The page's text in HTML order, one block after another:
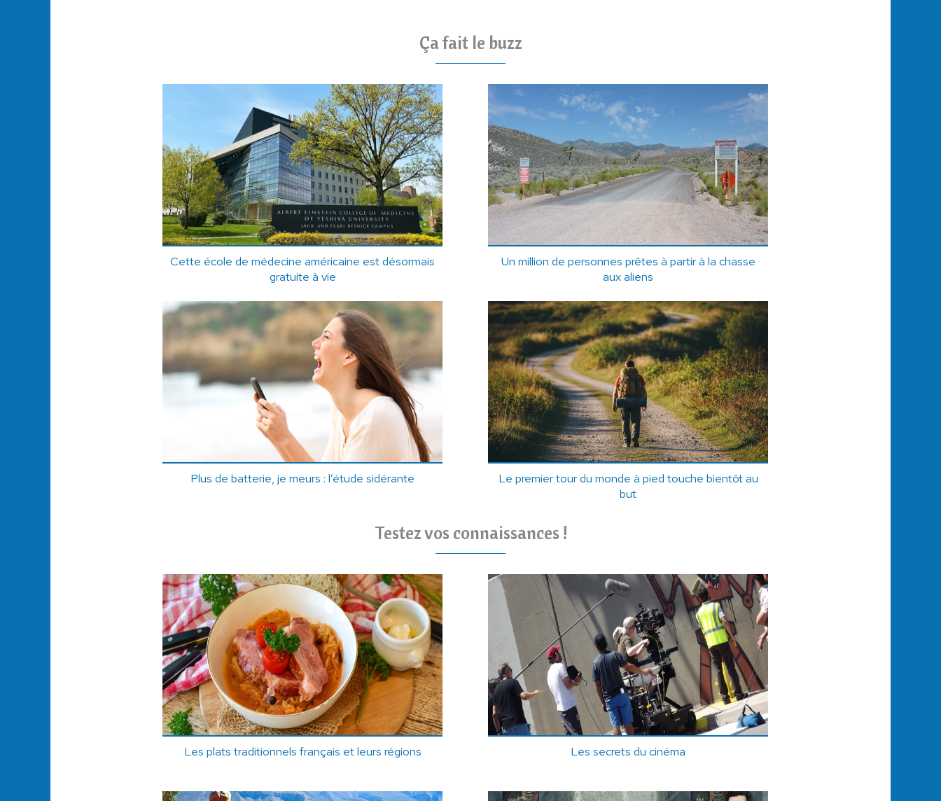
Ça fait le buzz
Cette école de médecine américaine est désormais
gratuite à vie
Un million de personnes prêtes à partir à la chasse
aux aliens
Plus de batterie, je meurs : l’étude sidérante
Le premier tour du monde à pied touche bientôt au
but
Testez vos connaissances !
Les plats traditionnels français et leurs régions Les secrets du cinéma